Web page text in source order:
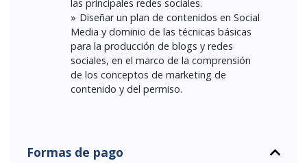
las principales redes sociales.
Diseñar un plan de contenidos en Social
Media y dominio de las técnicas básicas
para la producción de blogs y redes
sociales, en el marco de la comprensión
de los conceptos de marketing de
contenido y del permiso.
Formas de pago